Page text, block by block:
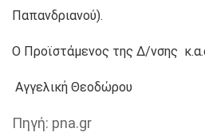
Παπανδριανού).
Ο Προϊστάμενος της Δ/νσης
Αγγελική Θεοδώρου
Πηγή: pna.gr